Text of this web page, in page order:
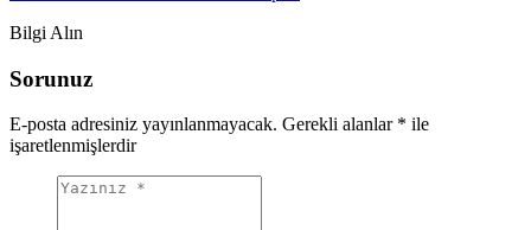
Bilgi Alın
Sorunuz
E-posta adresiniz yayınlanmayacak. Gerekli alanlar * ile
işaretlenmişlerdir